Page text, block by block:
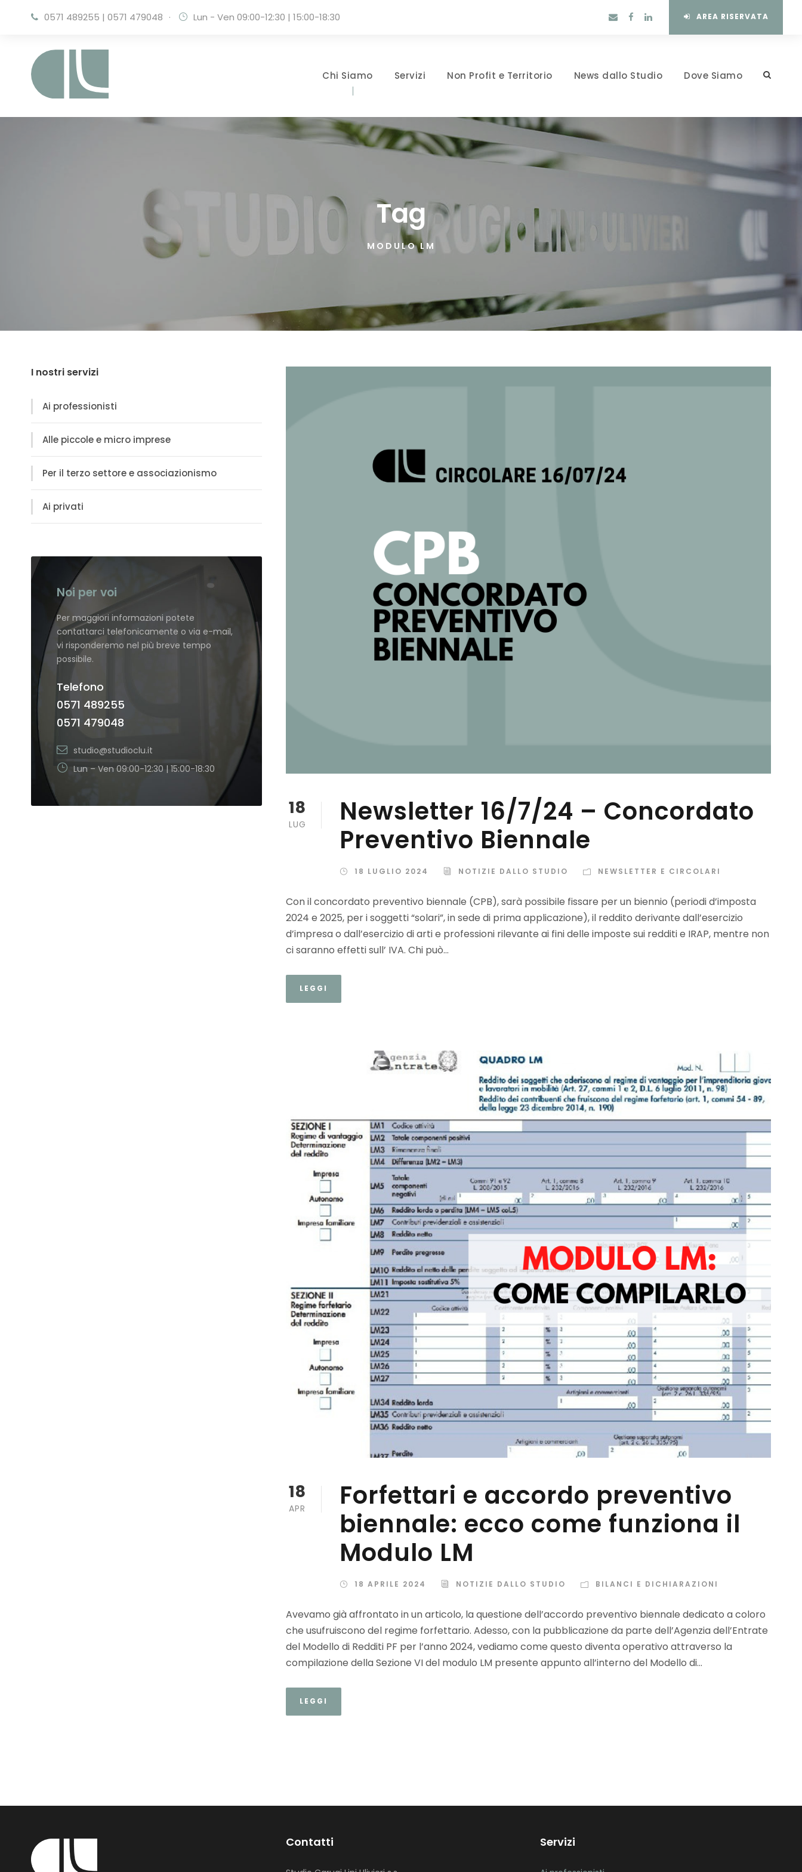
0571 489255 | 0571 479048 · Lun - Ven 09:00-12:30 | 15:00-18:30 AREA RISERVATA
Chi Siamo Servizi Non Profit e Territorio News dallo Studio Dove Siamo
Tag
MODULO LM
18
LUG
Newsletter 16/7/24 – Concordato
Preventivo Biennale
18 LUGLIO 2024 NOTIZIE DALLO STUDIO NEWSLETTER E CIRCOLARI
Con il concordato preventivo biennale (CPB), sarà possibile fissare per un biennio (periodi d’imposta
2024 e 2025, per i soggetti “solari”, in sede di prima applicazione), il reddito derivante dall’esercizio
d’impresa o dall’esercizio di arti e professioni rilevante ai fini delle imposte sui redditi e IRAP, mentre non
ci saranno effetti sull’ IVA. Chi può...
LEGGI
18
APR
Forfettari e accordo preventivo
biennale: ecco come funziona il
Modulo LM
18 APRILE 2024 NOTIZIE DALLO STUDIO BILANCI E DICHIARAZIONI
Avevamo già affrontato in un articolo, la questione dell’accordo preventivo biennale dedicato a coloro
che usufruiscono del regime forfettario. Adesso, con la pubblicazione da parte dell’Agenzia dell’Entrate
del Modello di Redditi PF per l’anno 2024, vediamo come questo diventa operativo attraverso la
compilazione della Sezione VI del modulo LM presente appunto all’interno del Modello di...
LEGGI
I nostri servizi
Ai professionisti
Alle piccole e micro imprese
Per il terzo settore e associazionismo
Ai privati
Noi per voi
Per maggiori informazioni potete
contattarci telefonicamente o via e-mail,
vi risponderemo nel più breve tempo
possibile.
Telefono
0571 489255
0571 479048
studio@studioclu.it
Lun – Ven 09:00-12:30 | 15:00-18:30
Contatti Servizi